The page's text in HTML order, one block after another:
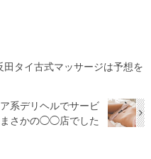
田タイ古式マッサージは予想を
系デリヘルでサービ
まさかの◯◯店でした